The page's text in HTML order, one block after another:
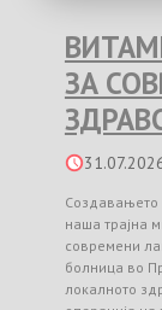
ЗА
Создавањето
наша трајна
современи
болница во
локалното